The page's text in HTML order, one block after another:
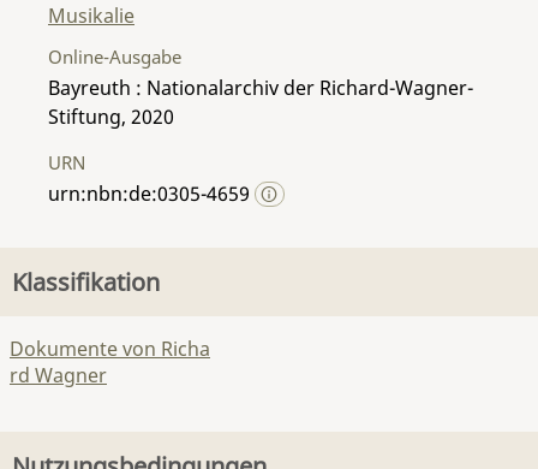
Musikalie
Online-Ausgabe
Bayreuth : Nationalarchiv der Richard-Wagner-
Stiftung, 2020
URN
urn:nbn:de:0305-4659
Klassifikation
Dokumente von Richa
rd Wagner